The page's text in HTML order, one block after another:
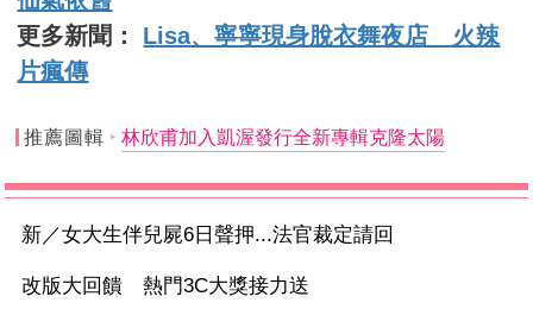
更多新聞： Lisa、寧寧現身脫衣舞夜店 火辣
片瘋傳
推薦圖輯 林欣甫加入凱渥發行全新專輯克隆太陽
新／女大生伴兒屍6日聲押...法官裁定請回
改版大回饋 熱門3C大獎接力送